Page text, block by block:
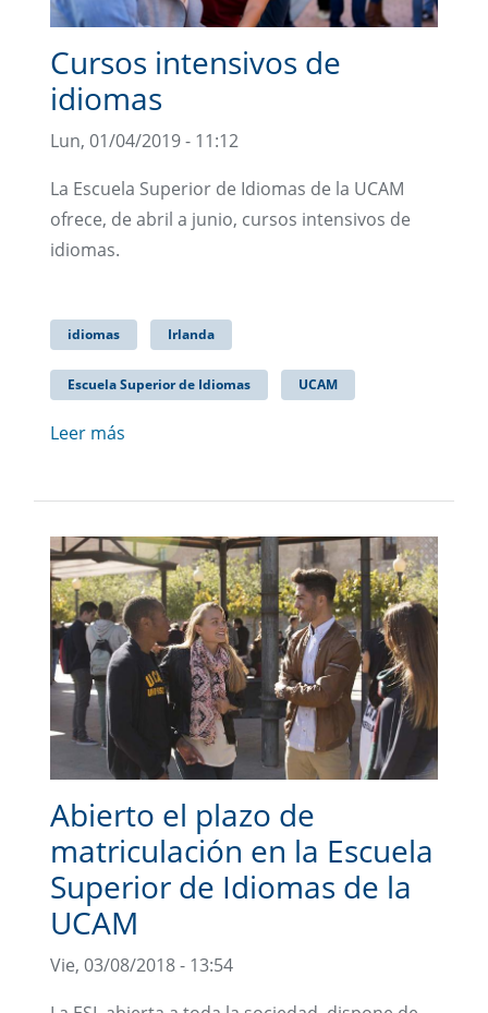
Cursos intensivos de
idiomas
Lun, 01/04/2019 - 11:12
La Escuela Superior de Idiomas de la UCAM
ofrece, de abril a junio, cursos intensivos de
idiomas.
idiomas Irlanda
Escuela Superior de Idiomas UCAM
Leer más
Abierto el plazo de
matriculación en la Escuela
Superior de Idiomas de la
UCAM
Vie, 03/08/2018 - 13:54